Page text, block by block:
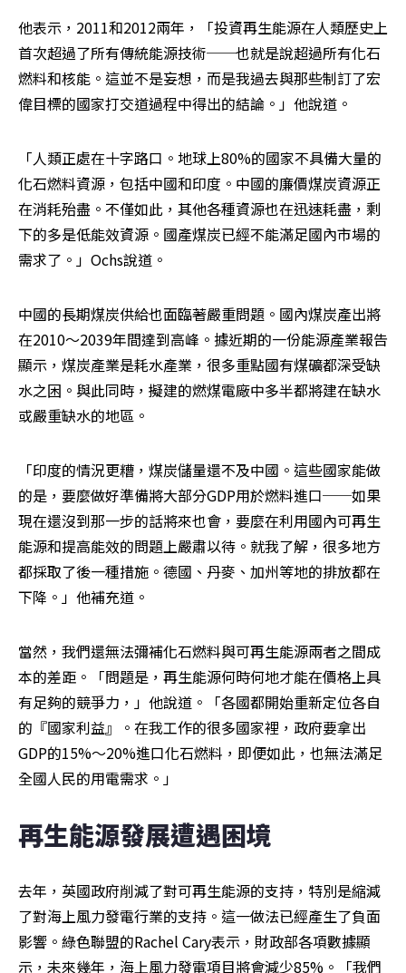
他表示，2011和2012兩年，「投資再生能源在人類歷史上
首次超過了所有傳統能源技術──也就是說超過所有化石
燃料和核能。這並不是妄想，而是我過去與那些制訂了宏
偉目標的國家打交道過程中得出的結論。」他說道。
「人類正處在十字路口。地球上80%的國家不具備大量的
化石燃料資源，包括中國和印度。中國的廉價煤炭資源正
在消耗殆盡。不僅如此，其他各種資源也在迅速耗盡，剩
下的多是低能效資源。國產煤炭已經不能滿足國內市場的
需求了。」Ochs說道。
中國的長期煤炭供給也面臨著嚴重問題。國內煤炭產出將
在2010～2039年間達到高峰。據近期的一份能源產業報告
顯示，煤炭產業是耗水產業，很多重點國有煤礦都深受缺
水之困。與此同時，擬建的燃煤電廠中多半都將建在缺水
或嚴重缺水的地區。
「印度的情況更糟，煤炭儲量還不及中國。這些國家能做
的是，要麼做好準備將大部分GDP用於燃料進口──如果
現在還沒到那一步的話將來也會，要麼在利用國內可再生
能源和提高能效的問題上嚴肅以待。就我了解，很多地方
都採取了後一種措施。德國、丹麥、加州等地的排放都在
下降。」他補充道。
當然，我們還無法彌補化石燃料與可再生能源兩者之間成
本的差距。「問題是，再生能源何時何地才能在價格上具
有足夠的競爭力，」他說道。「各國都開始重新定位各自
的『國家利益』。在我工作的很多國家裡，政府要拿出
GDP的15%～20%進口化石燃料，即便如此，也無法滿足
全國人民的用電需求。」
再生能源發展遭遇困境
去年，英國政府削減了對可再生能源的支持，特別是縮減
了對海上風力發電行業的支持。這一做法已經產生了負面
影響。綠色聯盟的Rachel Cary表示，財政部各項數據顯
示，未來幾年，海上風力發電項目將會減少85%。「我們